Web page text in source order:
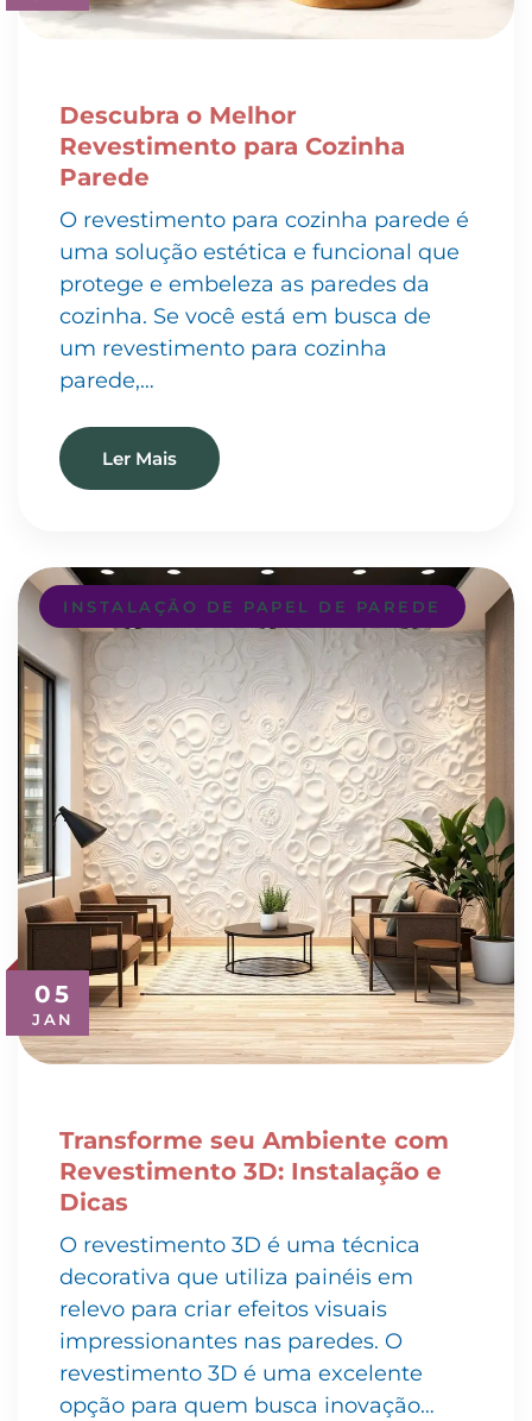
Descubra o Melhor
Revestimento para Cozinha
Parede
O revestimento para cozinha parede é
uma solução estética e funcional que
protege e embeleza as paredes da
cozinha. Se você está em busca de
um revestimento para cozinha
parede,…
Ler Mais
05
JAN
INSTALAÇÃO DE PAPEL DE PAREDE
Transforme seu Ambiente com
Revestimento 3D: Instalação e
Dicas
O revestimento 3D é uma técnica
decorativa que utiliza painéis em
relevo para criar efeitos visuais
impressionantes nas paredes. O
revestimento 3D é uma excelente
opção para quem busca inovação…